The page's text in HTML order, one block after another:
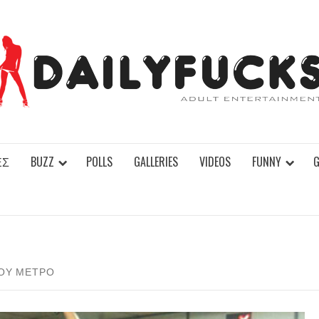
BUZZ POLLS GALLERIES VIDEOS FUNNY
ΜΕΤΡΌ